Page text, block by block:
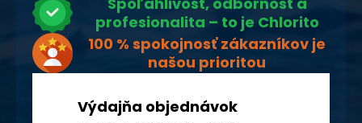
profesionalita – to je Chlorito
100 % spokojnosť zákazníkov je
našou prioritou
Výdajňa objednávok